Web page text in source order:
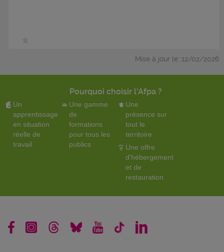
Mise à jour le :12/02/2026
Pourquoi choisir l'Afpa ?
Un
apprentissage
en situation
réelle de
travail
Une gamme
de
formations
pour tous les
publics
Une
présence sur
tout le
territoire
Une offre
d'hébergement
et de
restauration